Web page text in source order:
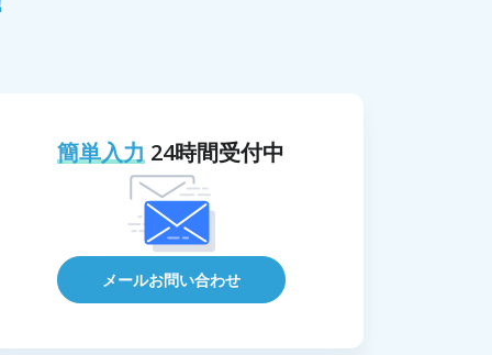
簡単入力 24時間受付中
メールお問い合わせ